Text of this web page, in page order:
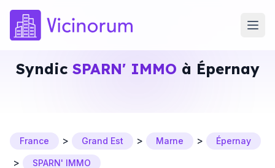
Syndic SPARN' IMMO à Épernay
France > Grand Est > Marne > Épernay
> SPARN' IMMO